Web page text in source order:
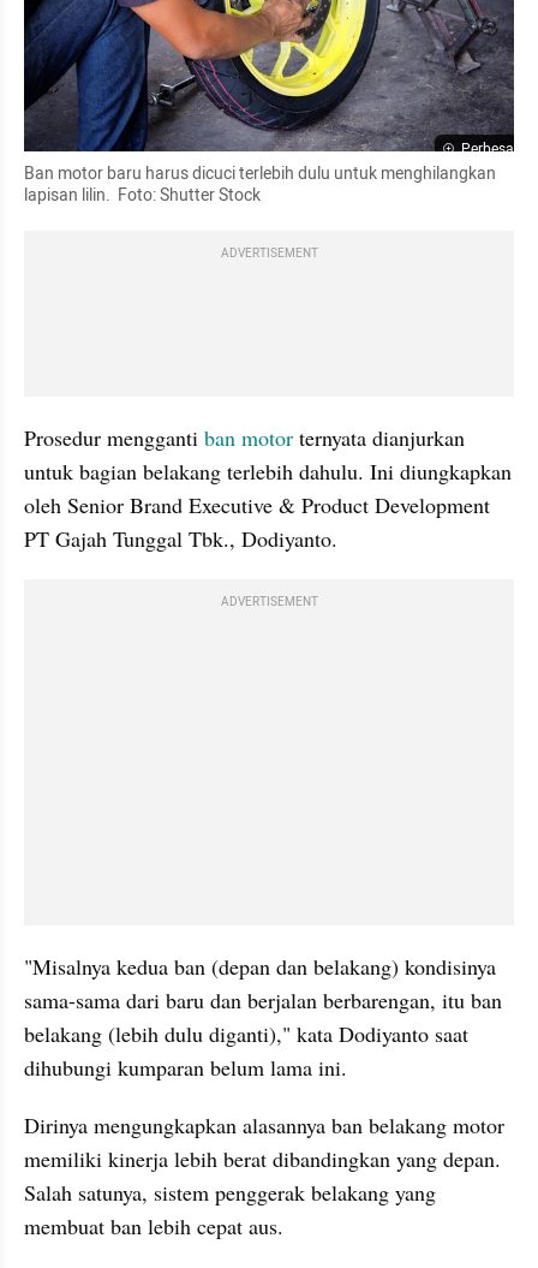
Perbesar
Ban motor baru harus dicuci terlebih dulu untuk menghilangkan
lapisan lilin.  Foto: Shutter Stock
ADVERTISEMENT
Prosedur mengganti ban motor ternyata dianjurkan
untuk bagian belakang terlebih dahulu. Ini diungkapkan
oleh Senior Brand Executive & Product Development
PT Gajah Tunggal Tbk., Dodiyanto.
ADVERTISEMENT
"Misalnya kedua ban (depan dan belakang) kondisinya
sama-sama dari baru dan berjalan berbarengan, itu ban
belakang (lebih dulu diganti)," kata Dodiyanto saat
dihubungi kumparan belum lama ini.
Dirinya mengungkapkan alasannya ban belakang motor
memiliki kinerja lebih berat dibandingkan yang depan.
Salah satunya, sistem penggerak belakang yang
membuat ban lebih cepat aus.